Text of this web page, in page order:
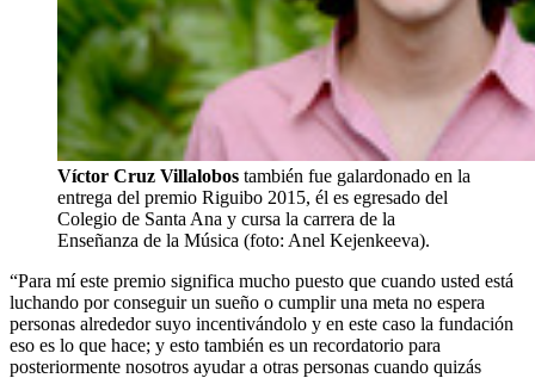
Víctor Cruz Villalobos también fue galardonado en la
entrega del premio Riguibo 2015, él es egresado del
Colegio de Santa Ana y cursa la carrera de la
Enseñanza de la Música (foto: Anel Kejenkeeva).
“Para mí este premio significa mucho puesto que cuando usted está
luchando por conseguir un sueño o cumplir una meta no espera
personas alrededor suyo incentivándolo y en este caso la fundación
eso es lo que hace; y esto también es un recordatorio para
posteriormente nosotros ayudar a otras personas cuando quizás